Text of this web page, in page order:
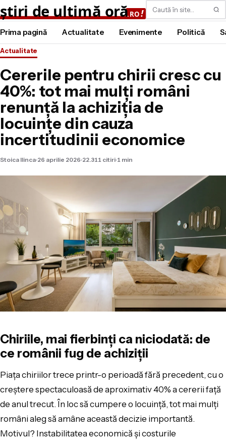
Caută
Prima pagină Actualitate Evenimente Politică
Actualitate
Cererile pentru chirii cresc cu
40%: tot mai mulți români
renunță la achiziția de
locuințe din cauza
incertitudinii economice
Stoica Ilinca 26 aprilie 2026 22.311 citiri 1 min
Chiriile, mai fierbinți ca niciodată: de
ce românii fug de achiziții
Piața chiriilor trece printr-o perioadă fără precedent, cu o
creștere spectaculoasă de aproximativ 40% a cererii față
de anul trecut. În loc să cumpere o locuință, tot mai mulți
români aleg să amâne această decizie importantă.
Motivul? Instabilitatea economică și costurile